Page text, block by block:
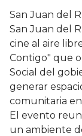
San Juan del
San Juan del
cine al aire
Contigo" que
Social del
generar
comunitaria
El evento
un ambiente